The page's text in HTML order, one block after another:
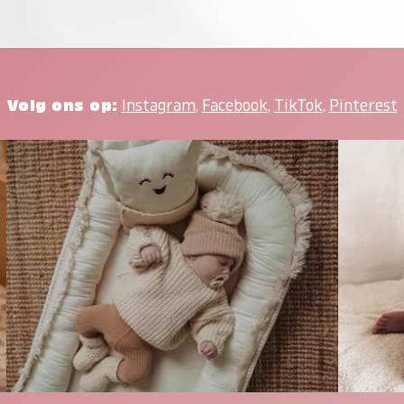
Volg ons op: Instagram, Facebook, TikTok, Pinterest